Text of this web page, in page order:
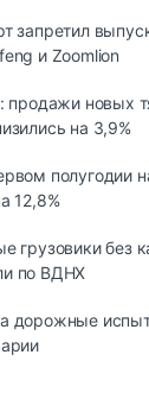
запретил
и Zoomlion
продажи новых
на 3,9%
полугодии
12,8%
грузовики без
по ВДНХ
дорожные